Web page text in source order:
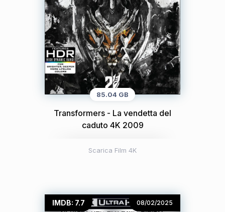
85.04 GB
Transformers - La vendetta del
caduto 4K 2009
Scarica Film 4K
IMDB: 7.7 08/02/2025